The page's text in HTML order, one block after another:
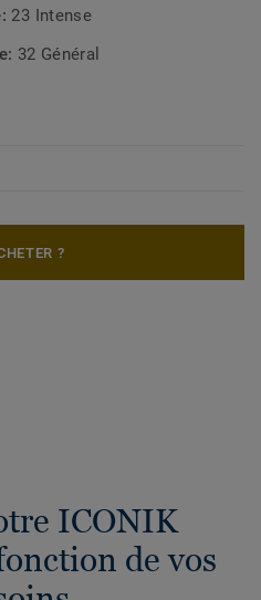
23 Intense
32 Général
?
ICONIK
de vos